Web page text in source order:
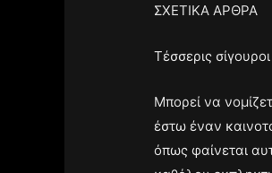
ΣΧΕΤΙΚΑ ΑΡΘΡΑ
Τέσσερις
Μπορεί να
έστω έναν
όπως φαίνεται